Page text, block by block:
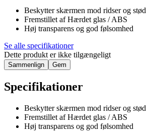
Beskytter skærmen mod ridser og stød
Fremstillet af Hærdet glas / ABS
Høj transparens og god følsomhed
Se alle specifikationer
Dette produkt er ikke tilgængeligt
Sammenlign Gem
Specifikationer
Beskytter skærmen mod ridser og stød
Fremstillet af Hærdet glas / ABS
Høj transparens og god følsomhed